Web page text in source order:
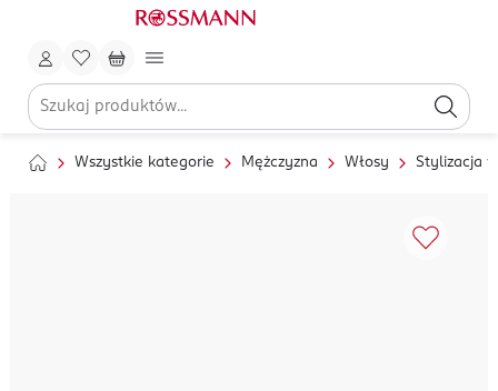
Wszystkie kategorie Mężczyzna Włosy Stylizacja